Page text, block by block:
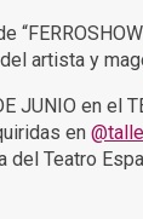
artista y
JUNIO en el
en
del Teatro